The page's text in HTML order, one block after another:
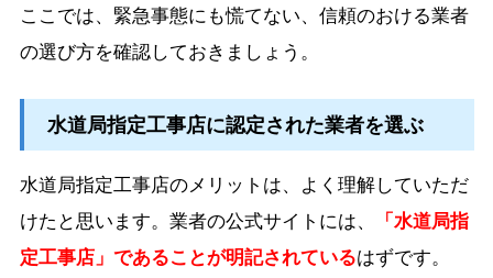
ここでは、緊急事態にも慌てない、信頼のおける業者
の選び方を確認しておきましょう。
水道局指定工事店に認定された業者を選ぶ
水道局指定工事店のメリットは、よく理解していただ
けたと思います。業者の公式サイトには、
「水道局指
定工事店」であることが明記されているはずです。